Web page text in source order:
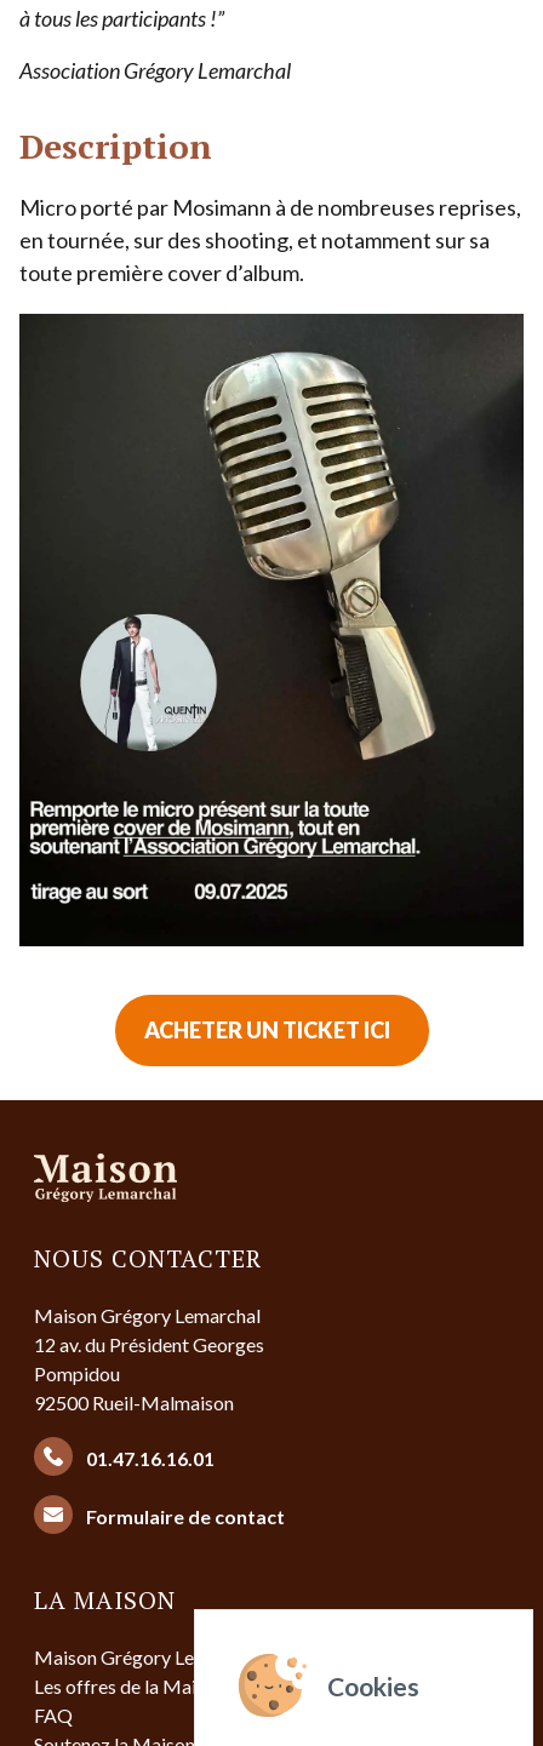
à tous les participants !”
Association Grégory Lemarchal
Description
Micro porté par Mosimann à de nombreuses reprises,
en tournée, sur des shooting, et notamment sur sa
toute première cover d’album.
ACHETER UN TICKET ICI
NOUS CONTACTER
Maison Grégory Lemarchal
12 av. du Président Georges
Pompidou
92500 Rueil-Malmaison
01.47.16.16.01
Formulaire de contact
LA MAISON
Maison Grégory Lemarchal
Les offres de la Maison
FAQ